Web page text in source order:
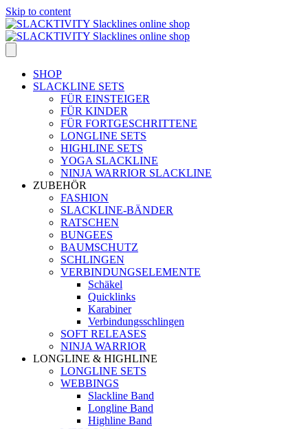
Skip to content
SHOP
SLACKLINE SETS
FÜR EINSTEIGER
FÜR KINDER
FÜR FORTGESCHRITTENE
LONGLINE SETS
HIGHLINE SETS
YOGA SLACKLINE
NINJA WARRIOR SLACKLINE
ZUBEHÖR
FASHION
SLACKLINE-BÄNDER
RATSCHEN
BUNGEES
BAUMSCHUTZ
SCHLINGEN
VERBINDUNGSELEMENTE
Schäkel
Quicklinks
Karabiner
Verbindungsschlingen
SOFT RELEASES
NINJA WARRIOR
LONGLINE & HIGHLINE
LONGLINE SETS
WEBBINGS
Slackline Band
Longline Band
Highline Band